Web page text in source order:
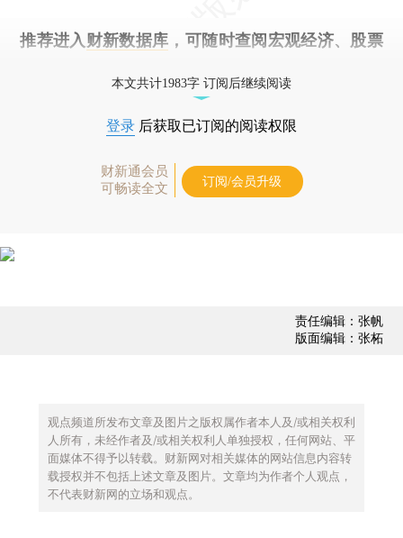
推荐进入 财新数据库 ，可随时查阅宏观经济、股票
本文共计1983字 订阅后继续阅读
登录 后获取已订阅的阅读权限
财新通会员
可畅读全文
订阅/会员升级
责任编辑：张帆
版面编辑：张柘
观点频道所发布文章及图片之版权属作者本人及/或相关权利
人所有，未经作者及/或相关权利人单独授权，任何网站、平
面媒体不得予以转载。财新网对相关媒体的网站信息内容转
载授权并不包括上述文章及图片。文章均为作者个人观点，
不代表财新网的立场和观点。